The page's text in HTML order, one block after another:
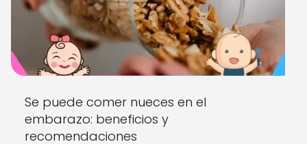
Se puede comer nueces en el
embarazo: beneficios y
recomendaciones